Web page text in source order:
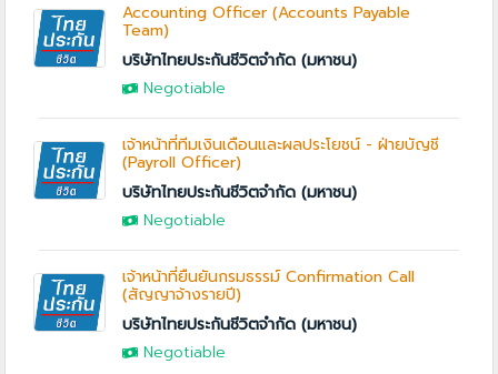
Accounting Officer (Accounts Payable
Team)
บริษัทไทยประกันชีวิตจำกัด (มหาชน)
Negotiable
เจ้าหน้าที่ทีมเงินเดือนและผลประโยชน์ - ฝ่ายบัญชี
(Payroll Officer)
บริษัทไทยประกันชีวิตจำกัด (มหาชน)
Negotiable
เจ้าหน้าที่ยืนยันกรมธรรม์ Confirmation Call
(สัญญาจ้างรายปี)
บริษัทไทยประกันชีวิตจำกัด (มหาชน)
Negotiable